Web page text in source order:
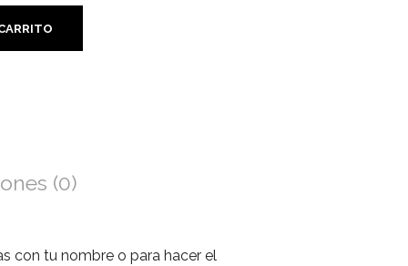
(0)
con tu nombre o para hacer el